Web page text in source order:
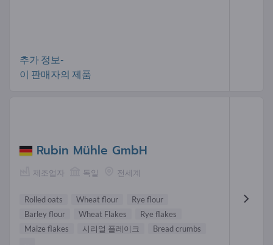
추가 정보-
이 판매자의 제품
Rubin Mühle GmbH
제조업자 독일 전세계
Rolled oats Wheat flour
Rye flour
Barley flour
Wheat Flakes
Rye flakes
Maize flakes
시리얼 플레이크
Bread crumbs